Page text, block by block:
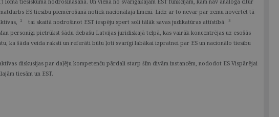
tiesiskuma nodrošināšanā. Un viena no svarīgākajām EST funkcijām, kam nav analoga citur
ES tiesību piemērošanā notiek nacionālajā līmenī. Līdz ar to nevar par zemu novērtēt tā
2 tai skaitā nodrošinot EST iespēju spert soli tālāk savas judikatūras attīstībā. 3
personīgi pietrūkst šādu debašu Latvijas juridiskajā telpā, kas vairāk koncentrējas uz esošās
ka šāda veida raksti un referāti būtu ļoti svarīgi labākai izpratnei par ES un nacionālo tiesību
diskusijas par daļēju kompetenču pārdali starp šīm divām instancēm, nododot ES Vispārējai
tiesām un EST.